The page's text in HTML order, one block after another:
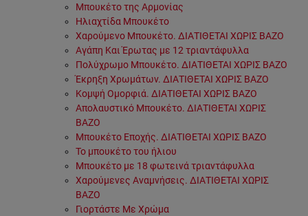
Μπουκέτο της Αρμονίας
Ηλιαχτίδα Μπουκέτο
Χαρούμενο Μπουκέτο. ΔΙΑΤΙΘΕΤΑΙ ΧΩΡΙΣ ΒΑΖΟ
Αγάπη Και Έρωτας με 12 τριαντάφυλλα
Πολύχρωμο Μπουκέτο. ΔΙΑΤΙΘΕΤΑΙ ΧΩΡΙΣ ΒΑΖΟ
Έκρηξη Χρωμάτων. ΔΙΑΤΙΘΕΤΑΙ ΧΩΡΙΣ ΒΑΖΟ
Κομψή Ομορφιά. ΔΙΑΤΙΘΕΤΑΙ ΧΩΡΙΣ ΒΑΖΟ
Απολαυστικό Μπουκέτο. ΔΙΑΤΙΘΕΤΑΙ ΧΩΡΙΣ
ΒΑΖΟ
Μπουκέτο Εποχής. ΔΙΑΤΙΘΕΤΑΙ ΧΩΡΙΣ ΒΑΖΟ
Το μπουκέτο του ήλιου
Μπουκέτο με 18 φωτεινά τριαντάφυλλα
Χαρούμενες Αναμνήσεις. ΔΙΑΤΙΘΕΤΑΙ ΧΩΡΙΣ
ΒΑΖΟ
Γιορτάστε Με Χρώμα